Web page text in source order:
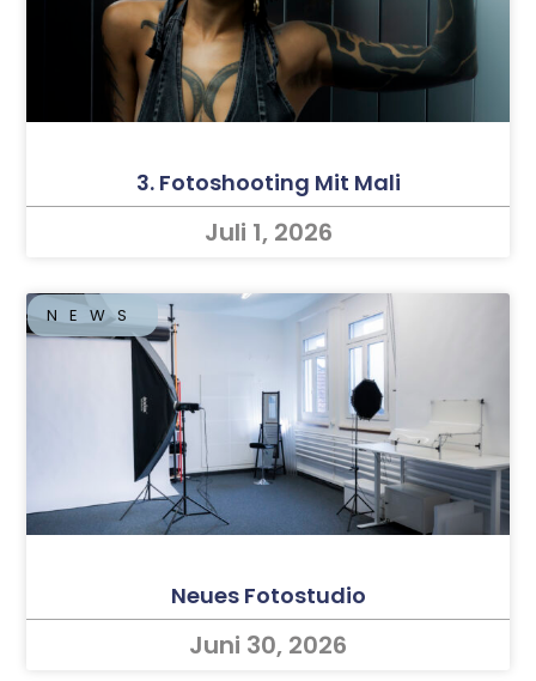
3. Fotoshooting Mit Mali
Juli 1, 2026
NEWS
Neues Fotostudio
Juni 30, 2026